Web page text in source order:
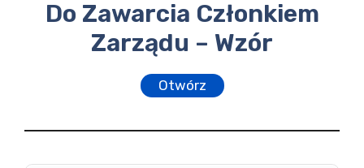
Do Zawarcia Członkiem
Zarządu – Wzór
Otwórz